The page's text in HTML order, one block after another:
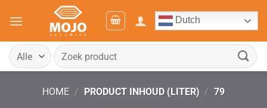
naar
Dutch
Zoeken
naar:
HOME / PRODUCT INHOUD (LITER) / 79